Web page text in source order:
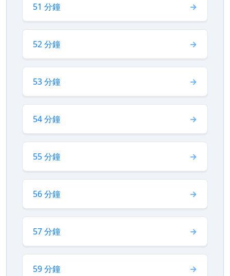
51 分鐘
52 分鐘
53 分鐘
54 分鐘
55 分鐘
56 分鐘
57 分鐘
59 分鐘